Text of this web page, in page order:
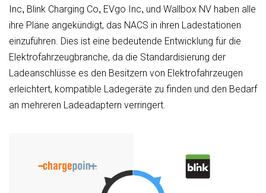
Inc, Blink Charging Co, EVgo Inc, und Wallbox NV haben alle
ihre Pläne angekündigt, das NACS in ihren Ladestationen
einzuführen. Dies ist eine bedeutende Entwicklung für die
Elektrofahrzeugbranche, da die Standardisierung der
Ladeanschlüsse es den Besitzern von Elektrofahrzeugen
erleichtert, kompatible Ladegeräte zu finden und den Bedarf
an mehreren Ladeadaptern verringert.